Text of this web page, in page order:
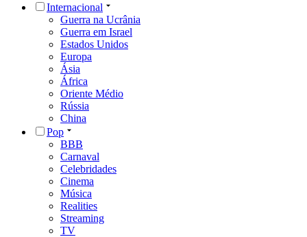
Internacional
Guerra na Ucrânia
Guerra em Israel
Estados Unidos
Europa
Ásia
África
Oriente Médio
Rússia
China
Pop
BBB
Carnaval
Celebridades
Cinema
Música
Realities
Streaming
TV